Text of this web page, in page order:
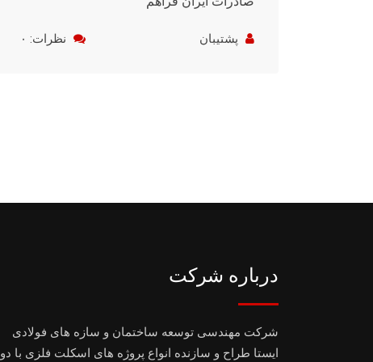
پشتیبان نظرات: ۰
درباره شرکت
شرکت مهندسی توسعه ساختمان و سازه های فولادی
ایستا طراح و سازنده انواع پروژه های اسکلت فلزی با دو